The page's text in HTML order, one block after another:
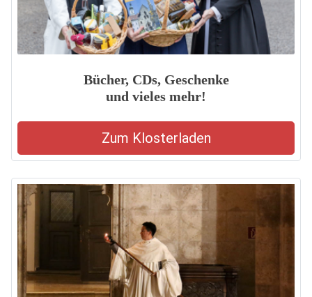
Bücher, CDs, Geschenke
und vieles mehr!
Zum Klosterladen